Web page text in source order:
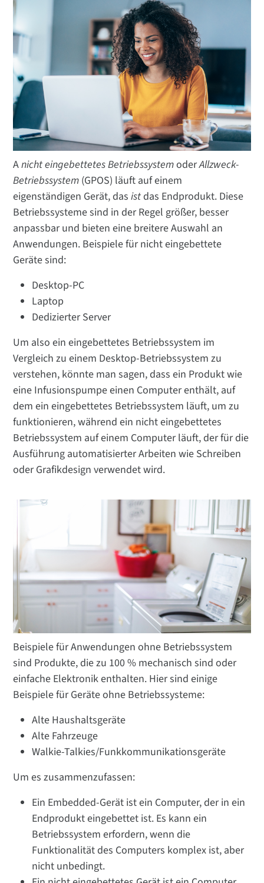
Anicht eingebettetes BetriebssystemoderAllzweck-
Betriebssystem (GPOS) läuft auf einem
eigenständigen Gerät, dasistdas Endprodukt. Diese
Betriebssysteme sind in der Regel größer, besser
anpassbar und bieten eine breitere Auswahl an
Anwendungen. Beispiele für nicht eingebettete
Geräte sind:
Desktop-PC
Laptop
Dedizierter Server
Um also ein eingebettetes Betriebssystem im
Vergleich zu einem Desktop-Betriebssystem zu
verstehen, könnte man sagen, dass ein Produkt wie
eine Infusionspumpe einen Computer enthält, auf
dem ein eingebettetes Betriebssystem läuft, um zu
funktionieren, während ein nicht eingebettetes
Betriebssystem auf einem Computer läuft, der für die
Ausführung automatisierter Arbeiten wie Schreiben
oder Grafikdesign verwendet wird.
Beispiele für Anwendungen ohne Betriebssystem
sind Produkte, die zu 100 % mechanisch sind oder
einfache Elektronik enthalten. Hier sind einige
Beispiele für Geräte ohne Betriebssysteme:
Alte Haushaltsgeräte
Alte Fahrzeuge
Walkie-Talkies/Funkkommunikationsgeräte
Um es zusammenzufassen:
Ein Embedded-Gerät ist ein Computer, der in ein
Endprodukt eingebettet ist. Es kann ein
Betriebssystem erfordern, wenn die
Funktionalität des Computers komplex ist, aber
nicht unbedingt.